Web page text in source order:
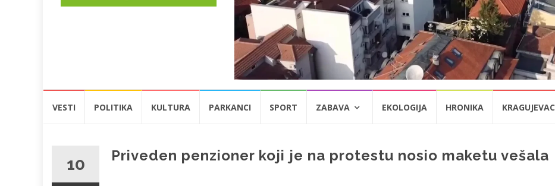
VESTI POLITIKA KULTURA PARKANCI SPORT ZABAVA EKOLOGIJA HRONIKA KRAGUJEVAC
10 Priveden penzioner koji je na protestu nosio maketu vešala